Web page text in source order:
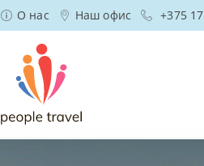
О нас Наш офис +375